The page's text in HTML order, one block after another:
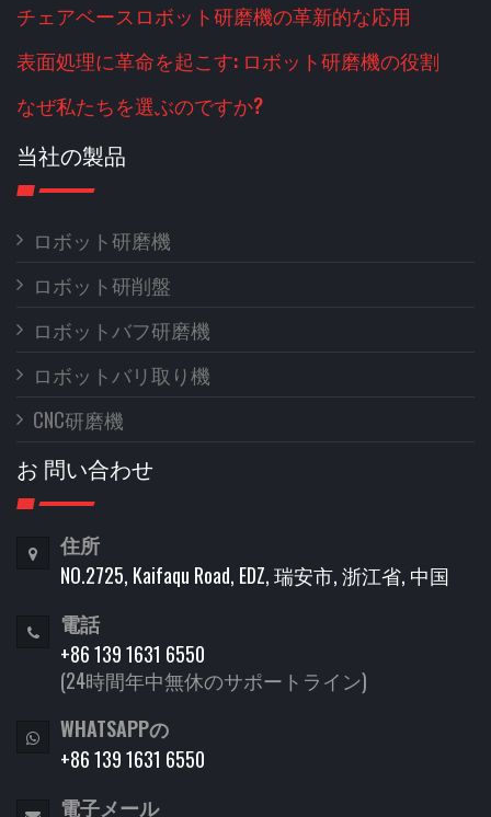
チェアベースロボット研磨機の革新的な応用
表面処理に革命を起こす: ロボット研磨機の役割
なぜ私たちを選ぶのですか?
当社の製品
ロボット研磨機
ロボット研削盤
ロボットバフ研磨機
ロボットバリ取り機
CNC研磨機
お 問い合わせ
住所
NO.2725, Kaifaqu Road, EDZ, 瑞安市, 浙江省, 中国
電話
+86 139 1631 6550
(24時間年中無休のサポートライン)
WHATSAPPの
+86 139 1631 6550
電子メール